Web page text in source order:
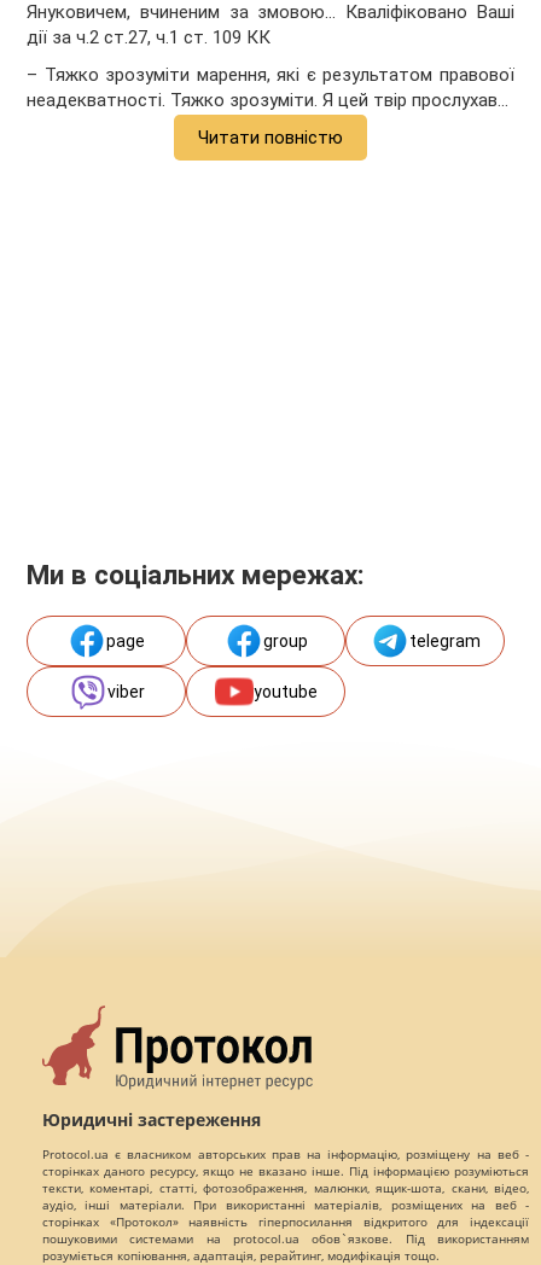
Януковичем, вчиненим за змовою… Кваліфіковано Ваші
дії за ч.2 ст.27, ч.1 ст. 109 КК
– Тяжко зрозуміти марення, які є результатом правової
неадекватності. Тяжко зрозуміти. Я цей твір прослухав…
Читати повністю
Ми в соціальних мережах:
page group telegram
viber youtube
Юридичні застереження
Protocol.ua є власником авторських прав на інформацію, розміщену на веб -
сторінках даного ресурсу, якщо не вказано інше. Під інформацією розуміються
тексти, коментарі, статті, фотозображення, малюнки, ящик-шота, скани, відео,
аудіо, інші матеріали. При використанні матеріалів, розміщених на веб -
сторінках «Протокол» наявність гіперпосилання відкритого для індексації
пошуковими системами на protocol.ua обов`язкове. Під використанням
розуміється копіювання, адаптація, рерайтинг, модифікація тощо.